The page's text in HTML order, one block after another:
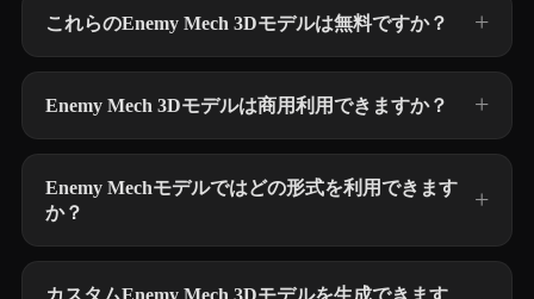
これらのEnemy Mech 3Dモデルは無料ですか？
Enemy Mech 3Dモデルは商用利用できますか？
Enemy Mechモデルではどの形式を利用できます
か？
カスタムEnemy Mech 3Dモデルを生成できます